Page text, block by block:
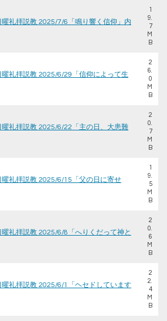
礼拝説教 2025/7/6「鳴り響く信仰」内
1
9.
7
M
B
礼拝説教 2025/6/29「信仰によって生
2
6.
0
M
B
礼拝説教 2025/6/22「主の日、大患難
2
0.
7
M
B
礼拝説教 2025/6/15「父の日に寄せ
1
9.
5
M
B
礼拝説教 2025/6/8「へりくだって神と
2
0.
6
M
B
礼拝説教 2025/6/1「ヘセドしています
2
2.
4
M
B